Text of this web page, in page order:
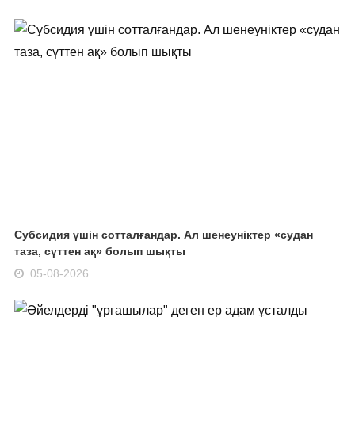
Субсидия үшін сотталғандар. Ал шенеуніктер «судан
таза, сүттен ақ» болып шықты
05-08-2026